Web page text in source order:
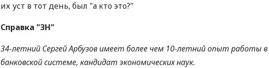
их уст в тот день, был "а кто это?"
Справка "ЗН"
34-летний Сергей Арбузов имеет более чем 10-летний опыт работы в
банковской системе, кандидат экономических наук.